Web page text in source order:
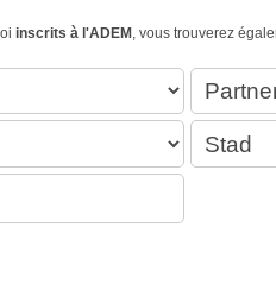
inscrits à l'ADEM , vous trouverez